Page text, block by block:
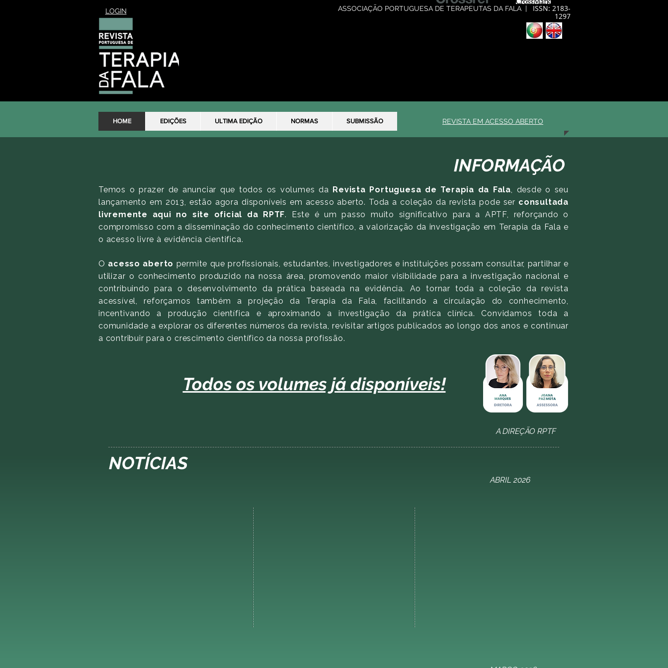
REVISTA EM ACESSO ABERTO
INFORMAÇÃO
Temos o prazer de anunciar que todos os volumes da Revista Portuguesa de Terapia da Fala, desde o seu
lançamento em 2013, estão agora disponíveis em acesso aberto. Toda a coleção da revista pode ser consultada
livremente aqui no site oficial da RPTF. Este é um passo muito significativo para a APTF, reforçando o
compromisso com a disseminação do conhecimento científico, a valorização da investigação em Terapia da Fala e
o acesso livre à evidência cientifica.
O acesso aberto permite que profissionais, estudantes, investigadores e instituições possam consultar, partilhar e
utilizar o conhecimento produzido na nossa área, promovendo maior visibilidade para a investigação nacional e
contribuindo para o desenvolvimento da prática baseada na evidência. Ao tornar toda a coleção da revista
acessível, reforçamos também a projeção da Terapia da Fala, facilitando a circulação do conhecimento,
incentivando a produção científica e aproximando a investigação da prática clínica. Convidamos toda a
comunidade a explorar os diferentes números da revista, revisitar artigos publicados ao longo dos anos e continuar
a contribuir para o crescimento científico da nossa profissão.
Todos os volumes já disponíveis!
A DIREÇÃO RPTF
NOTÍCIAS
ABRIL 2026
ASSOCIAÇÃO PORTUGUESA DE TERAPEUTAS DA FALA | ISSN: 2183-
1297
LOGIN
HOME EDIÇÕES ULTIMA EDIÇÃO NORMAS SUBMISSÃO